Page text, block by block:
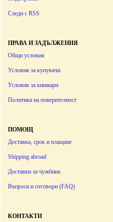
Следи с RSS
ПРАВА И ЗАДЪЛЖЕНИЯ
Общи условия
Условия за купувачи
Условия за книжари
Политика на поверителност
ПОМОЩ
Доставка, срок и плащане
Shipping abroad
Доставки за чужбина
Въпроси и отговори (FAQ)
КОНТАКТИ